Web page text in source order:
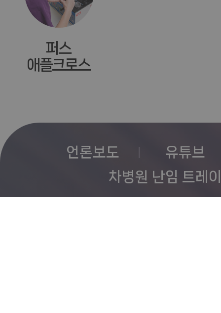
퍼스
애플크로스
언론보도
유튜브
차병원 난임 트레